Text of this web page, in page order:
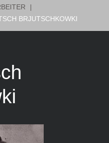
|
BRJUTSCHKOWKI